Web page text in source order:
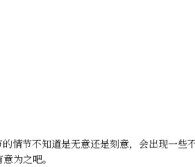
情节不知道是无意还是刻意，会出现一些
为之吧。